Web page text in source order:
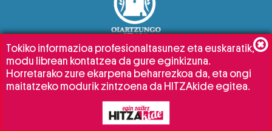
Tokiko informazioa profesionaltasunez eta euskaratik,
modu librean kontatzea da gure eginkizuna.
Horretarako zure ekarpena beharrezkoa da, eta ongi
maitatzeko modurik zintzoena da HITZAkide egitea.